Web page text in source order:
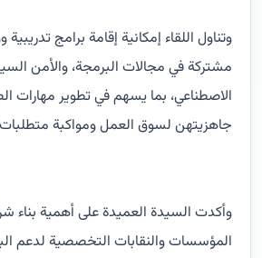
وتناول اللقاء إمكانية إقامة برامج
مشتركة في مجالات البرمجة، والأمن
الاصطناعي، بما يسهم في تطوير مهارات
جاهزيتهن لسوق العمل ومواكبة متطلبات
وأكدت السيدة العميدة على أهمية بناء
المؤسسات والنقابات التخصصية لدعم